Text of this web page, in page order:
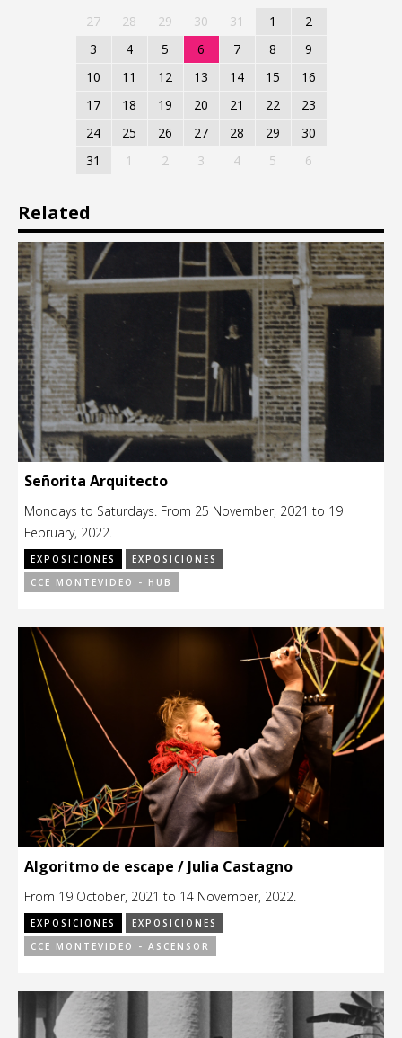
27 28 29 30 31 1
2
3
4 5 6 7 8
9
10
11 12 13 14 15
16
17
18 19 20 21 22
23
24
25 26 27 28 29
30
31
1 2 3 4 5 6
Related
Señorita Arquitecto
Mondays to Saturdays. From 25 November, 2021 to 19
February, 2022.
EXPOSICIONES
EXPOSICIONES
CCE MONTEVIDEO - HUB
Algoritmo de escape / Julia Castagno
From 19 October, 2021 to 14 November, 2022.
EXPOSICIONES
EXPOSICIONES
CCE MONTEVIDEO - ASCENSOR